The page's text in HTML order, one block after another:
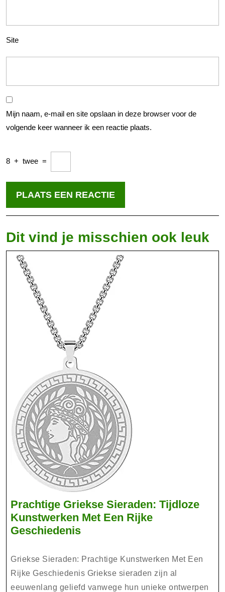
Site
Mijn naam, e-mail en site opslaan in deze browser voor de
volgende keer wanneer ik een reactie plaats.
8 + twee =
Dit vind je misschien ook leuk
Prachtige Griekse Sieraden: Tijdloze
Kunstwerken Met Een Rijke
GeschiedenisPrachtige
Sieraden:
Tijdloze
Kunstwerken
Griekse Sieraden: Prachtige Kunstwerken Met Een
Rijke Geschiedenis Griekse sieraden zijn al
eeuwenlang geliefd vanwege hun unieke ontwerpen